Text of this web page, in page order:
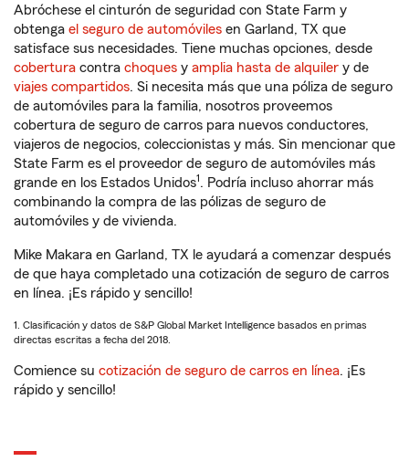
Abróchese el cinturón de seguridad con State Farm y
obtenga el seguro de automóviles en Garland, TX que
satisface sus necesidades. Tiene muchas opciones, desde
cobertura contra choques y amplia hasta de alquiler y de
viajes compartidos. Si necesita más que una póliza de seguro
de automóviles para la familia, nosotros proveemos
cobertura de seguro de carros para nuevos conductores,
viajeros de negocios, coleccionistas y más. Sin mencionar que
State Farm es el proveedor de seguro de automóviles más
grande en los Estados Unidos1. Podría incluso ahorrar más
combinando la compra de las pólizas de seguro de
automóviles y de vivienda.
Mike Makara en Garland, TX le ayudará a comenzar después
de que haya completado una cotización de seguro de carros
en línea. ¡Es rápido y sencillo!
1. Clasificación y datos de S&P Global Market Intelligence basados en primas
directas escritas a fecha del 2018.
Comience su cotización de seguro de carros en línea. ¡Es
rápido y sencillo!